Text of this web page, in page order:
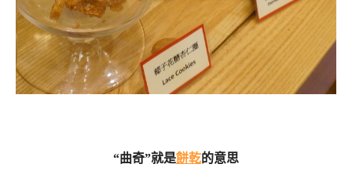
“曲奇”就是餅乾的意思